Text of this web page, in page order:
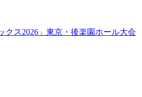
ス2026」東京・後楽園ホール大会